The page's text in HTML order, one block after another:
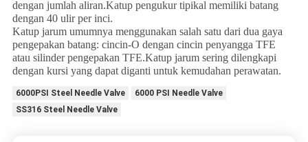
dengan jumlah aliran.Katup pengukur tipikal memiliki batang
dengan 40 ulir per inci.
Katup jarum umumnya menggunakan salah satu dari dua gaya
pengepakan batang: cincin-O dengan cincin penyangga TFE
atau silinder pengepakan TFE.Katup jarum sering dilengkapi
dengan kursi yang dapat diganti untuk kemudahan perawatan.
6000PSI Steel Needle Valve
6000 PSI Needle Valve
SS316 Steel Needle Valve